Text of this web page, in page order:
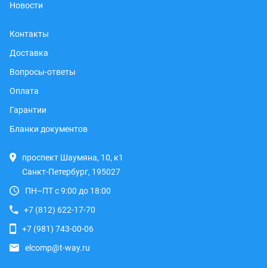
Новости
Контакты
Доставка
Вопросы-ответы
Оплата
Гарантии
Бланки документов
проспект Шаумяна, 10, к1
Санкт-Петербург, 195027
ПН–ПТ с 9:00 до 18:00
+7 (812) 622-17-70
+7 (981) 743-00-06
elcomp@t-way.ru